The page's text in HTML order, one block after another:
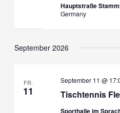
Hauptstraße
Germany
September 2026
FR.
11 Tischtennis
September 11 @
Sporthalle im